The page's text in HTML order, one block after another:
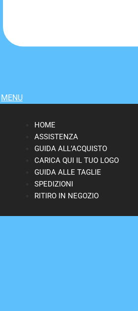
MENU
HOME
ASSISTENZA
GUIDA ALL’ACQUISTO
CARICA QUI IL TUO LOGO
GUIDA ALLE TAGLIE
SPEDIZIONI
RITIRO IN NEGOZIO